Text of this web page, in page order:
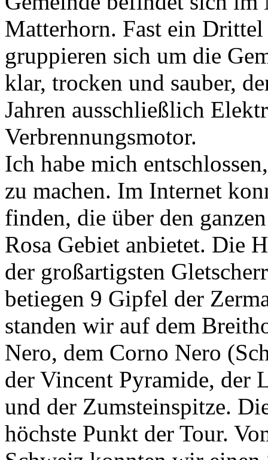
Matterhorn. Fast ein
gruppieren sich um die
klar, trocken und sauber,
Jahren ausschließlich
Verbrennungsmotor.
Ich habe mich
zu machen. Im Internet
finden, die über den
Rosa Gebiet anbietet. Die
der großartigsten
betiegen 9 Gipfel der
standen wir auf dem
Nero, dem Corno Nero
der Vincent Pyramide, der
und der Zumsteinspitze.
höchste Punkt der Tour.